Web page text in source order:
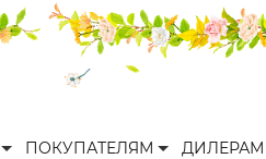
ПОКУПАТЕЛЯМ ДИЛЕРАМ